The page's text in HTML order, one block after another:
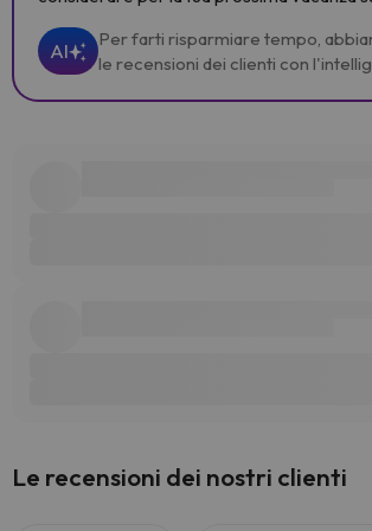
AI
Per farti risparmiare tempo,
le recensioni dei clienti con
Le recensioni dei nostri clienti